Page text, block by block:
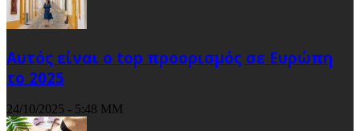
Αυτός είναι ο top προορισμός σε Ευρώπη
το 2025
24/10/2025 - 5:48 ΜΜ